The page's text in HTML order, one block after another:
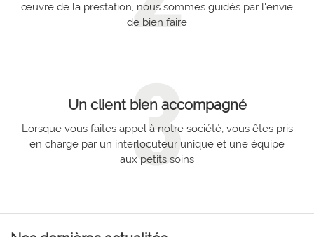
œuvre de la prestation, nous sommes guidés par l'envie
de bien faire
Un client bien accompagné
Lorsque vous faites appel à notre société, vous êtes pris
en charge par un interlocuteur unique et une équipe
aux petits soins